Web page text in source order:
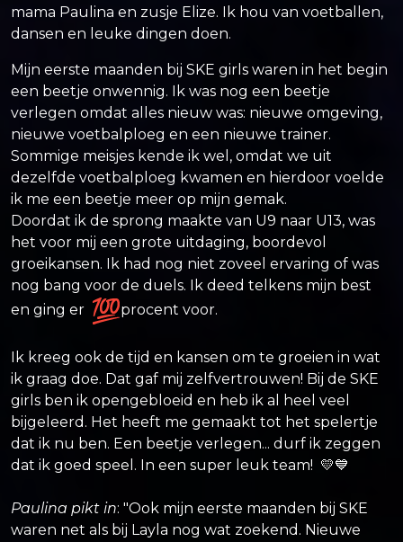
mama Paulina en zusje Elize. Ik hou van voetballen,
dansen en leuke dingen doen.
Mijn eerste maanden bij SKE girls waren in het begin
een beetje onwennig. Ik was nog een beetje
verlegen omdat alles nieuw was: nieuwe omgeving,
nieuwe voetbalploeg en een nieuwe trainer.
Sommige meisjes kende ik wel, omdat we uit
dezelfde voetbalploeg kwamen en hierdoor voelde
ik me een beetje meer op mijn gemak.
Doordat ik de sprong maakte van U9 naar U13, was
het voor mij een grote uitdaging, boordevol
groeikansen. Ik had nog niet zoveel ervaring of was
nog bang voor de duels. Ik deed telkens mijn best
en ging er
procent voor.
Ik kreeg ook de tijd en kansen om te groeien in wat
ik graag doe. Dat gaf mij zelfvertrouwen! Bij de SKE
girls ben ik opengebloeid en heb ik al heel veel
bijgeleerd. Het heeft me gemaakt tot het spelertje
dat ik nu ben. Een beetje verlegen... durf ik zeggen
dat ik goed speel. In een super leuk team! 💛💙
Paulina pikt in: "Ook mijn eerste maanden bij SKE
waren net als bij Layla nog wat zoekend. Nieuwe